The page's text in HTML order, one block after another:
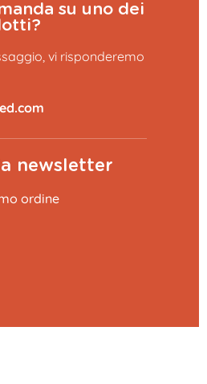
su uno dei
vi risponderemo
newsletter
ordine